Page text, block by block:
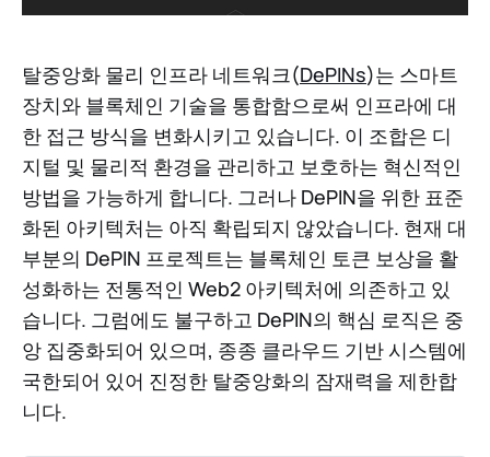
탈중앙화 물리 인프라 네트워크(DePINs)는 스마트
장치와 블록체인 기술을 통합함으로써 인프라에 대
한 접근 방식을 변화시키고 있습니다. 이 조합은 디
지털 및 물리적 환경을 관리하고 보호하는 혁신적인
방법을 가능하게 합니다. 그러나 DePIN을 위한 표준
화된 아키텍처는 아직 확립되지 않았습니다. 현재 대
부분의 DePIN 프로젝트는 블록체인 토큰 보상을 활
성화하는 전통적인 Web2 아키텍처에 의존하고 있
습니다. 그럼에도 불구하고 DePIN의 핵심 로직은 중
앙 집중화되어 있으며, 종종 클라우드 기반 시스템에
국한되어 있어 진정한 탈중앙화의 잠재력을 제한합
니다.